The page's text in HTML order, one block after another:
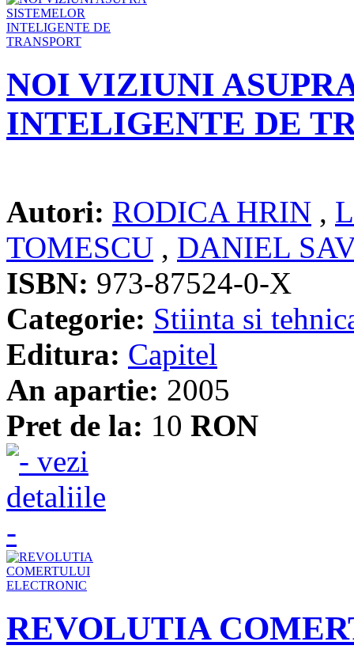
NOI VIZIUNI
INTELIGENTE DE
Autori: RODICA HRIN ,
TOMESCU , DANIEL
ISBN: 973-87524-0-X
Categorie: Stiinta si
Editura: Capitel
An apartie: 2005
Pret de la: 10 RON
REVOLUTIA